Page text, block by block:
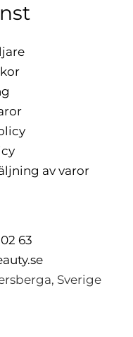
av varor
63
Sverige